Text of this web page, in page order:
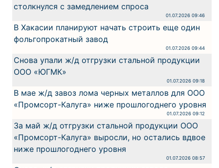
столкнулся с замедлением спроса
01.07.2026 09:46
В Хакасии планируют начать строить еще один
фольгопрокатный завод
01.07.2026 09:44
Снова упали ж/д отгрузки стальной продукции
ООО «ЮГМК»
01.07.2026 09:18
В мае ж/д завоз лома черных металлов для ООО
«Промсорт-Калуга» ниже прошлогоднего уровня
01.07.2026 09:12
За май ж/д отгрузки стальной продукции ООО
«Промсорт-Калуга» выросли, но остались вдвое
ниже прошлогоднего уровня
01.07.2026 08:57